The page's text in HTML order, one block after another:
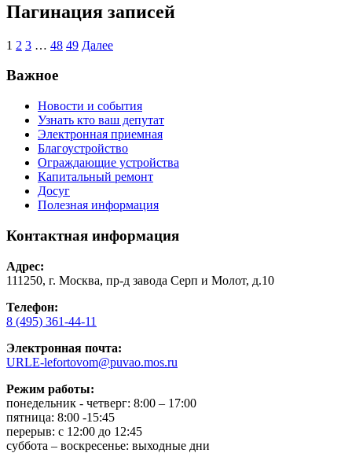
Пагинация записей
1 2 3 … 48 49 Далее
Важное
Новости и события
Узнать кто ваш депутат
Электронная приемная
Благоустройство
Ограждающие устройства
Капитальный ремонт
Досуг
Полезная информация
Контактная информация
Адрес:
111250, г. Москва, пр-д завода Серп и Молот, д.10
Телефон:
8 (495) 361-44-11
Электронная почта:
URLE-lefortovom@puvao.mos.ru
Режим работы:
понедельник - четверг: 8:00 – 17:00
пятница: 8:00 -15:45
перерыв: с 12:00 до 12:45
суббота – воскресенье: выходные дни